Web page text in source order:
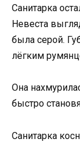
Санитарка
Невеста
была серой.
лёгким
Она
быстро
Санитарка